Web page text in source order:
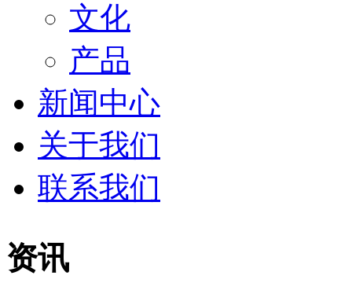
文化
产品
新闻中心
关于我们
联系我们
资讯